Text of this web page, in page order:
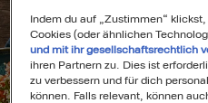
Indem du auf „Zustimmen“
Cookies (oder ähnlichen
und mit ihr gesellschaftsrechtlich
ihren Partnern zu. Dies ist
zu verbessern und für dich
können. Falls relevant, können